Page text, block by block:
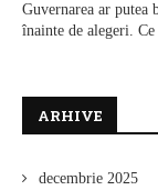
Guvernarea ar putea
înainte de alegeri.
ARHIVE
decembrie 2025